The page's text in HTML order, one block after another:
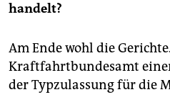
handelt?
Am Ende wohl die
Kraftfahrtbundesamt
der Typzulassung für die